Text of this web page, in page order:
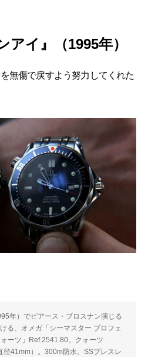
アイ』（1995年）
無傷で戻すよう努力してくれた
年）でピアース・ブロスナン演じる
る、オメガ「シーマスター プロフェ
ーツ」Ref.2541.80。クォーツ
径41mm）。300m防水。SSブレスレ